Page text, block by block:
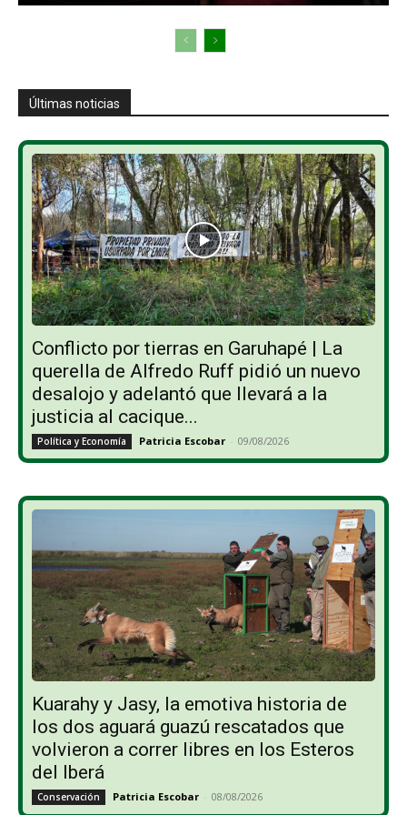
Últimas noticias
Conflicto por tierras en Garuhapé | La
querella de Alfredo Ruff pidió un nuevo
desalojo y adelantó que llevará a la
justicia al cacique...
Política y Economía Patricia Escobar - 09/08/2026
Kuarahy y Jasy, la emotiva historia de
los dos aguará guazú rescatados que
volvieron a correr libres en los Esteros
del Iberá
Conservación Patricia Escobar - 08/08/2026